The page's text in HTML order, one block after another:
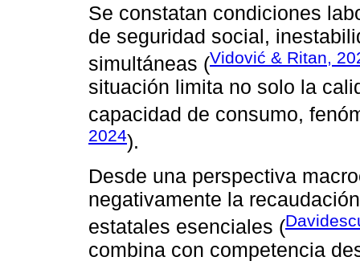
Se constatan condiciones
de seguridad social,
simultáneas (Vidović & Ritan,
situación limita no solo la
capacidad de consumo,
2024).
Desde una perspectiva
negativamente la
estatales esenciales (
combina con competencia